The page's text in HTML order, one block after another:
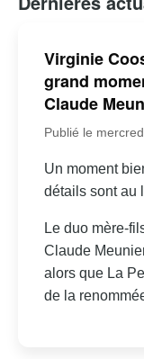
Virginie
grand
Claude
Publié le
Un moment
détails sont au
Le duo mère-
Claude
alors que La
de la